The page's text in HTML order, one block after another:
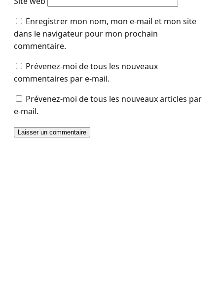
Enregistrer mon nom, mon e-mail et mon site
dans le navigateur pour mon prochain
commentaire.
Prévenez-moi de tous les nouveaux
commentaires par e-mail.
Prévenez-moi de tous les nouveaux articles par
e-mail.